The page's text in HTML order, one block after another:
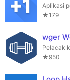
Aplikasi
★179
wger
Pelacak
★950